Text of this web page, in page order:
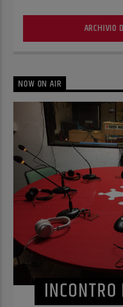
ARCHIVIO
NOW ON AIR